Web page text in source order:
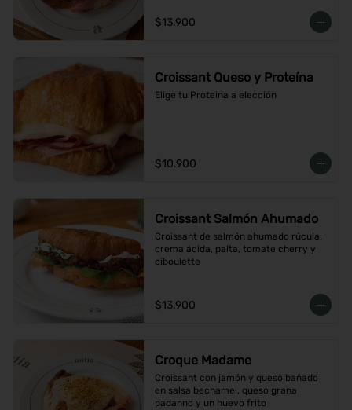
$13.900
Croissant Queso y Proteína
Elige tu Proteina a elección
$10.900
Croissant Salmón Ahumado
Croissant de salmón ahumado rúcula,
crema ácida, palta, tomate cherry y
ciboulette
$13.900
Croque Madame
Croissant con jamón y queso bañado
en salsa bechamel, queso grana
padanno y un huevo frito